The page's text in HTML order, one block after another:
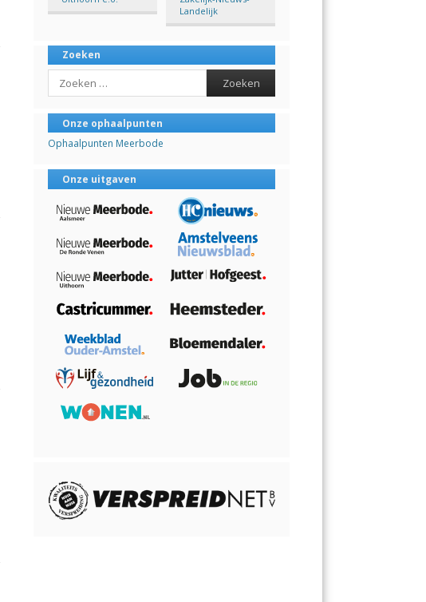
Landelijk
Zoeken
Search
Onze ophaalpunten
Ophaalpunten Meerbode
Onze uitgaven